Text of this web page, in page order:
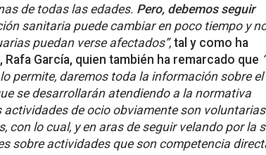
de todas las edades. Pero, debemos seguir
sanitaria puede cambiar en poco tiempo y
puedan verse afectados”, tal y como ha
García, quien también ha remarcado que
permite, daremos toda la información sobre el
se desarrollarán atendiendo a la normativa
de ocio obviamente son
con lo cual, y en aras de seguir velando por la
sobre actividades que son competencia